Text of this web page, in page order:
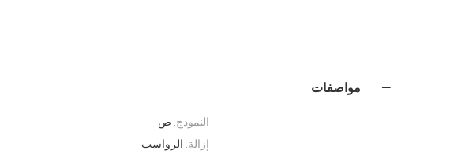
مواصفات
النموذج: ص
إزالة: الرواسب